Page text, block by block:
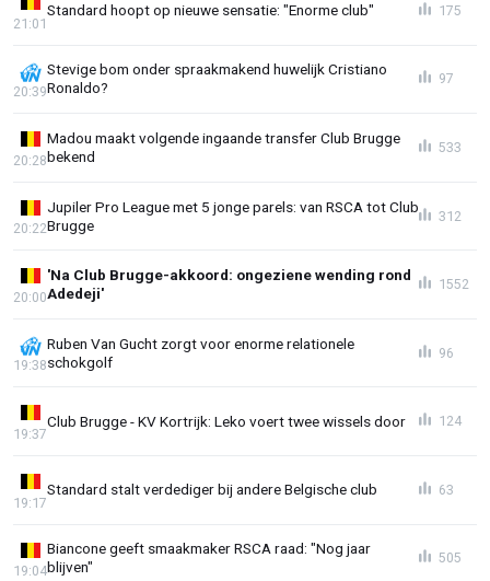
Standard hoopt op nieuwe sensatie: "Enorme club"
21:01
175
Stevige bom onder spraakmakend huwelijk Cristiano
Ronaldo?
20:39
97
Madou maakt volgende ingaande transfer Club Brugge
bekend
20:28
533
Jupiler Pro League met 5 jonge parels: van RSCA tot Club
Brugge
20:22
312
'Na Club Brugge-akkoord: ongeziene wending rond
Adedeji'
20:00
1552
Ruben Van Gucht zorgt voor enorme relationele
schokgolf
19:38
96
Club Brugge - KV Kortrijk: Leko voert twee wissels door
19:37
124
Standard stalt verdediger bij andere Belgische club
19:17
63
Biancone geeft smaakmaker RSCA raad: "Nog jaar
blijven"
19:04
505